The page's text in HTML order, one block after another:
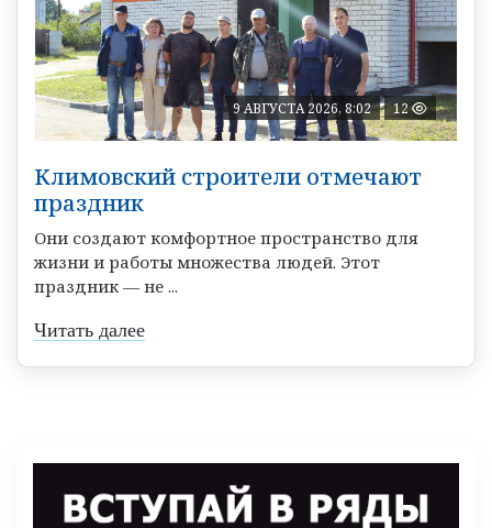
9 АВГУСТА 2026, 8:02 12
Климовский строители отмечают
праздник
Они создают комфортное пространство для
жизни и работы множества людей. Этот
праздник — не ...
Читать далее